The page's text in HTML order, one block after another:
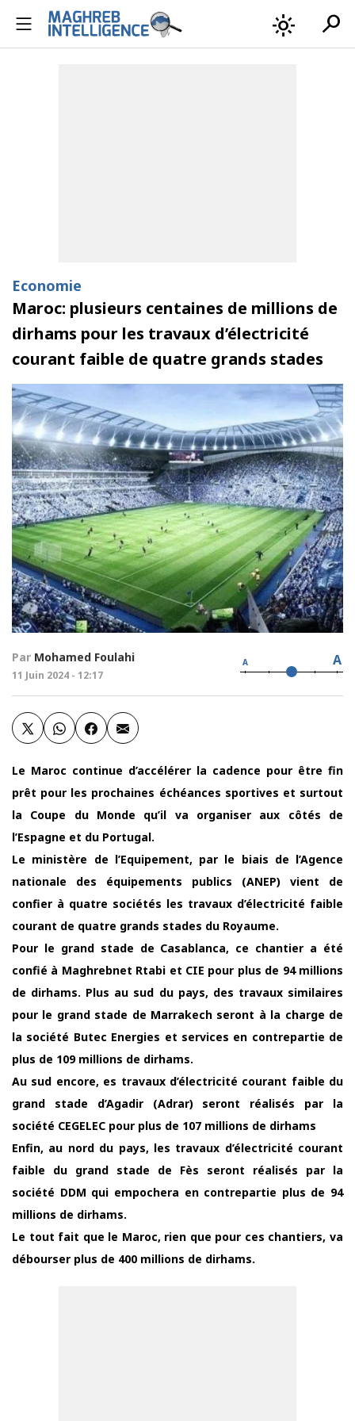
light_mode search
Economie
Maroc: plusieurs centaines de millions de
dirhams pour les travaux d’électricité
courant faible de quatre grands stades
Par Mohamed Foulahi
11 Juin 2024 - 12:17
A A
Le Maroc continue d’accélérer la cadence pour être fin
prêt pour les prochaines échéances sportives et surtout
la Coupe du Monde qu’il va organiser aux côtés de
l’Espagne et du Portugal.
Le ministère de l’Equipement, par le biais de l’Agence
nationale des équipements publics (ANEP) vient de
confier à quatre sociétés les travaux d’électricité faible
courant de quatre grands stades du Royaume.
Pour le grand stade de Casablanca, ce chantier a été
confié à Maghrebnet Rtabi et CIE pour plus de 94 millions
de dirhams. Plus au sud du pays, des travaux similaires
pour le grand stade de Marrakech seront à la charge de
la société Butec Energies et services en contrepartie de
plus de 109 millions de dirhams.
Au sud encore, es travaux d’électricité courant faible du
grand stade d’Agadir (Adrar) seront réalisés par la
société CEGELEC pour plus de 107 millions de dirhams
Enfin, au nord du pays, les travaux d’électricité courant
faible du grand stade de Fès seront réalisés par la
société DDM qui empochera en contrepartie plus de 94
millions de dirhams.
Le tout fait que le Maroc, rien que pour ces chantiers, va
débourser plus de 400 millions de dirhams.